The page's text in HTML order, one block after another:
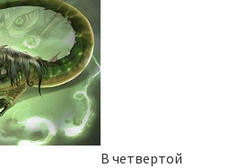
В четвертой